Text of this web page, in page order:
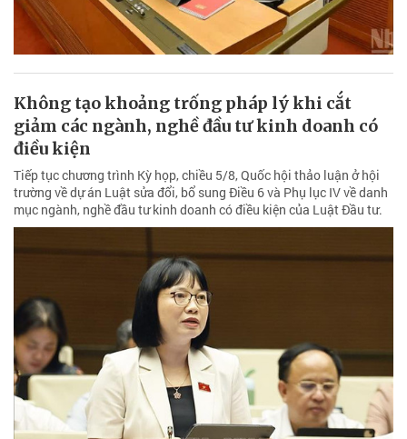
Không tạo khoảng trống pháp lý khi cắt
giảm các ngành, nghề đầu tư kinh doanh có
điều kiện
Tiếp tục chương trình Kỳ họp, chiều 5/8, Quốc hội thảo luận ở hội
trường về dự án Luật sửa đổi, bổ sung Điều 6 và Phụ lục IV về danh
mục ngành, nghề đầu tư kinh doanh có điều kiện của Luật Đầu tư.